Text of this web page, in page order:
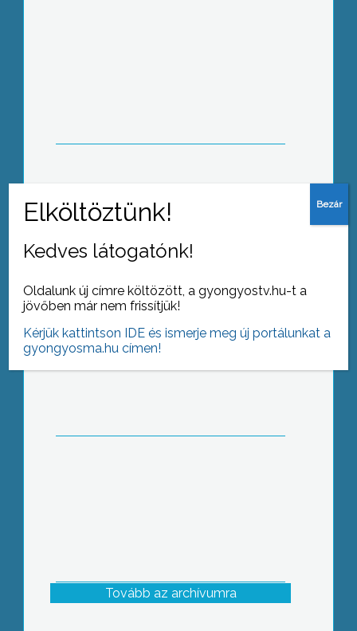
szervezett az Információs és
Magyar hagyományok játszóházát
Iskolában
Tovább az archívumra
Kedves látogatónk!
Oldalunk új címre költözött, a gyongyostv.hu-t a
jövőben már nem frissítjük!
Kérjük kattintson IDE és ismerje meg új portálunkat a
gyongyosma.hu címen!